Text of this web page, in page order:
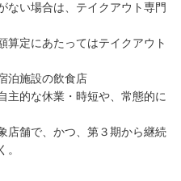
い場合は、テイクアウト専門
定にあたってはテイクアウト
泊施設の飲食店
的な休業・時短や、常態的に
舗で、かつ、第３期から継続
。